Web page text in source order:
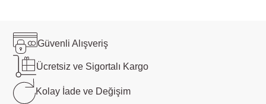
Güvenli Alışveriş
Ücretsiz ve Sigortalı Kargo
Kolay İade ve Değişim